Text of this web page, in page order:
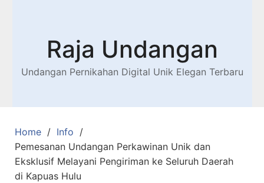
Raja Undangan
Undangan Pernikahan Digital Unik Elegan Terbaru
Home
Info
Pemesanan Undangan Perkawinan Unik dan
Eksklusif Melayani Pengiriman ke Seluruh Daerah
di Kapuas Hulu